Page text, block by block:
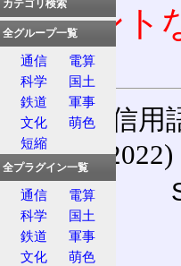
コメント
通信用
(27-May-2022)
カテゴリ検索
全グループ一覧
通信
電算
科学
国土
鉄道
軍事
文化
萌色
短縮
全プラグイン一覧
通信
電算
科学
国土
鉄道
軍事
文化
萌色